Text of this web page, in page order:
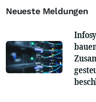
Neueste Meldungen